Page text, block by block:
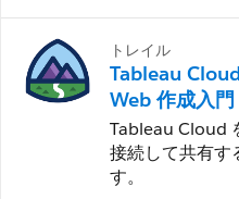
トレイル
Tableau
Web 作成入門
Tableau Cloud
接続して共有す
す。